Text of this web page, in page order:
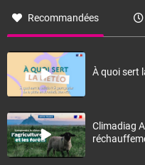
Recommandées
À quoi sert
Climadiag